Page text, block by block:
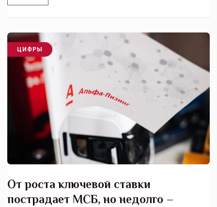
ЦИФРЫ
От роста ключевой ставки
пострадает МСБ, но недолго –